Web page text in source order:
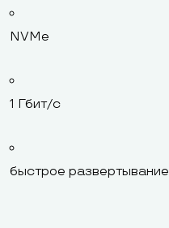
NVMe
1 Гбит/с
быстрое развертывание